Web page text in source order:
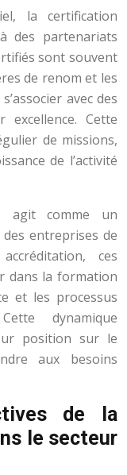
la certification
des partenariats
sont souvent
de renom et les
avec des
Cette
de missions,
de l’activité
agit comme un
entreprises de
ces
dans la formation
et les processus
dynamique
position sur le
aux besoins
de la
le secteur